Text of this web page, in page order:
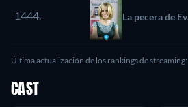
1444. La pecera de
Última actualización de los rankings de
CAST